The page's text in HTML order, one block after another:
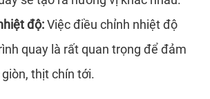
độ:Việc điều chỉnh nhiệt độ
quay là rất quan trọng để đảm
thịt chín tới.